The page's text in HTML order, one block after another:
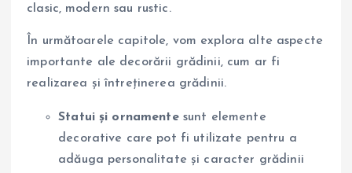
clasic, modern sau rustic.
În următoarele capitole, vom explora alte aspecte
importante ale decorării grădinii, cum ar fi
realizarea și întreținerea grădinii.
Statui și ornamentesunt elemente
decorative care pot fi utilizate pentru a
adăuga personalitate și caracter grădinii